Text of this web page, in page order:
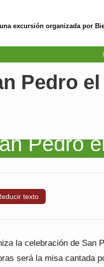
excursión organizada por
Pedro el
texto
la celebración de San
será la misa cantada